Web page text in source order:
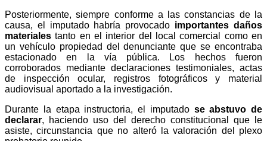
Posteriormente, siempre conforme a las constancias de la
causa, el imputado habría provocado importantes daños
materiales tanto en el interior del local comercial como en
un vehículo propiedad del denunciante que se encontraba
estacionado en la vía pública. Los hechos fueron
corroborados mediante declaraciones testimoniales, actas
de inspección ocular, registros fotográficos y material
audiovisual aportado a la investigación.
Durante la etapa instructoria, el imputado se abstuvo de
declarar, haciendo uso del derecho constitucional que le
asiste, circunstancia que no alteró la valoración del plexo